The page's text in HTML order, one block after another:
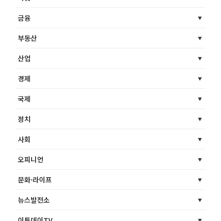
금융
부동산
산업
경제
국제
정치
사회
오피니언
문화·라이프
뉴스발전소